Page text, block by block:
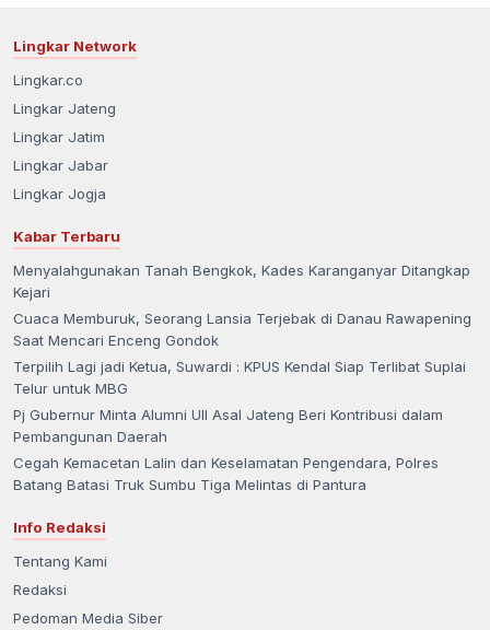
Lingkar Network
Lingkar.co
Lingkar Jateng
Lingkar Jatim
Lingkar Jabar
Lingkar Jogja
Kabar Terbaru
Menyalahgunakan Tanah Bengkok, Kades Karanganyar Ditangkap
Kejari
Cuaca Memburuk, Seorang Lansia Terjebak di Danau Rawapening
Saat Mencari Enceng Gondok
Terpilih Lagi jadi Ketua, Suwardi : KPUS Kendal Siap Terlibat Suplai
Telur untuk MBG
Pj Gubernur Minta Alumni UII Asal Jateng Beri Kontribusi dalam
Pembangunan Daerah
Cegah Kemacetan Lalin dan Keselamatan Pengendara, Polres
Batang Batasi Truk Sumbu Tiga Melintas di Pantura
Info Redaksi
Tentang Kami
Redaksi
Pedoman Media Siber